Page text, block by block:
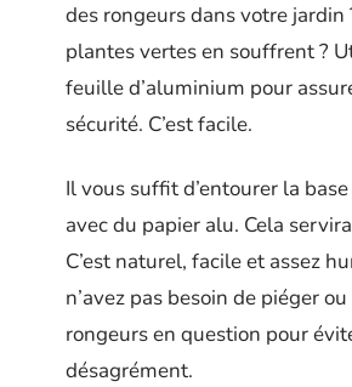
des rongeurs dans votre jardin
plantes vertes en souffrent ?
feuille d’aluminium pour
sécurité. C’est facile.
Il vous suffit d’entourer la
avec du papier alu. Cela
C’est naturel, facile et assez
n’avez pas besoin de piéger
rongeurs en question pour
désagrément.